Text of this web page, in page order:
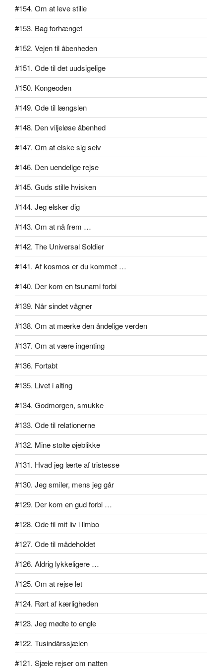
#154. Om at leve stille
#153. Bag forhænget
#152. Vejen til åbenheden
#151. Ode til det uudsigelige
#150. Kongeoden
#149. Ode til længslen
#148. Den viljeløse åbenhed
#147. Om at elske sig selv
#146. Den uendelige rejse
#145. Guds stille hvisken
#144. Jeg elsker dig
#143. Om at nå frem …
#142. The Universal Soldier
#141. Af kosmos er du kommet …
#140. Der kom en tsunami forbi
#139. Når sindet vågner
#138. Om at mærke den åndelige verden
#137. Om at være ingenting
#136. Fortabt
#135. Livet i alting
#134. Godmorgen, smukke
#133. Ode til relationerne
#132. Mine stolte øjeblikke
#131. Hvad jeg lærte af tristesse
#130. Jeg smiler, mens jeg går
#129. Der kom en gud forbi …
#128. Ode til mit liv i limbo
#127. Ode til mådeholdet
#126. Aldrig lykkeligere …
#125. Om at rejse let
#124. Rørt af kærligheden
#123. Jeg mødte to engle
#122. Tusindårssjælen
#121. Sjæle rejser om natten